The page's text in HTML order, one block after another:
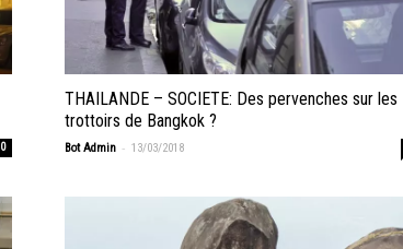
0
THAILANDE – SOCIETE: Des pervenches sur les
trottoirs de Bangkok ?
Bot Admin - 13/03/2018